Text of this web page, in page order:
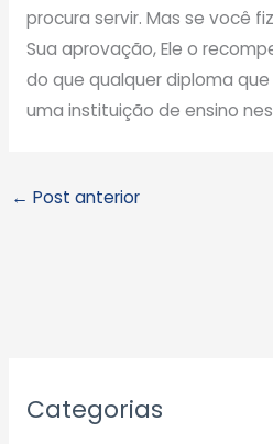
procura servir. Mas se você
Sua aprovação, Ele o
do que qualquer diploma
uma instituição de ensino
← Post anterior
Categorias
r